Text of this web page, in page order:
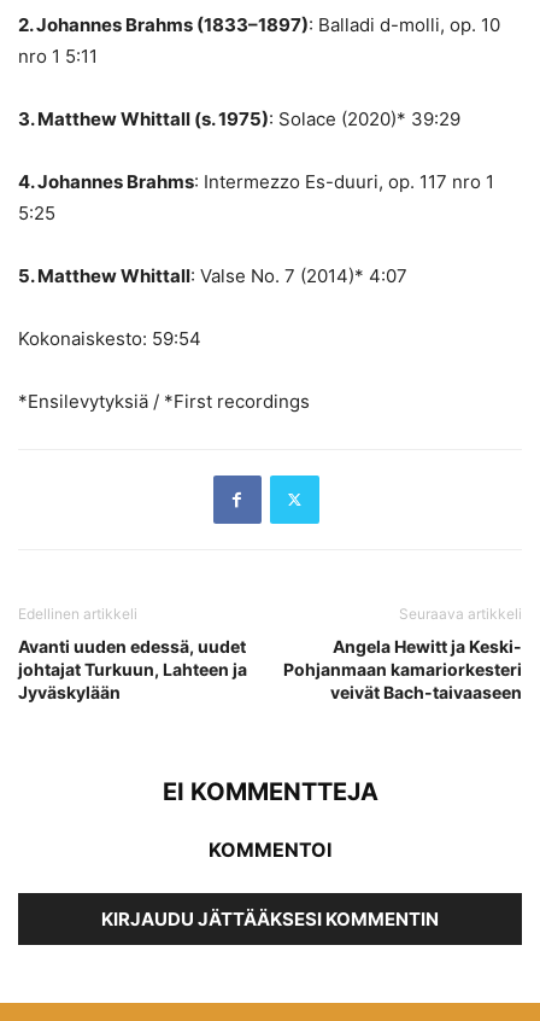
2. Johannes Brahms (1833–1897): Balladi d-molli, op. 10
nro 1 5:11
3. Matthew Whittall (s. 1975): Solace (2020)* 39:29
4. Johannes Brahms: Intermezzo Es-duuri, op. 117 nro 1
5:25
5. Matthew Whittall: Valse No. 7 (2014)* 4:07
Kokonaiskesto: 59:54
*Ensilevytyksiä / *First recordings
Edellinen artikkeli
Avanti uuden edessä, uudet
johtajat Turkuun, Lahteen ja
Jyväskylään
Seuraava artikkeli
Angela Hewitt ja Keski-
Pohjanmaan kamariorkesteri
veivät Bach-taivaaseen
EI KOMMENTTEJA
KOMMENTOI
KIRJAUDU JÄTTÄÄKSESI KOMMENTIN